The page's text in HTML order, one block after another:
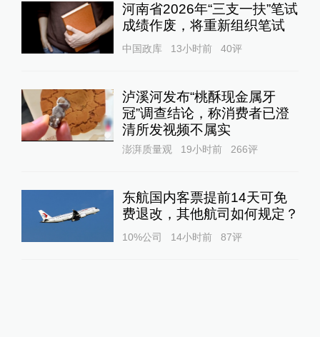
河南省2026年“三支一扶”笔试
成绩作废，将重新组织笔试
中国政库 13小时前 40评
泸溪河发布“桃酥现金属牙
冠”调查结论，称消费者已澄
清所发视频不属实
澎湃质量观 19小时前 266评
东航国内客票提前14天可免
费退改，其他航司如何规定？
10%公司 14小时前 87评